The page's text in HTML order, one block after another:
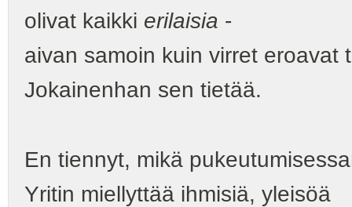
olivat kaikki erilaisia -
aivan samoin kuin virret eroavat
Jokainenhan sen tietää.
En tiennyt, mikä
Yritin miellyttää ihmisiä, yleisöä